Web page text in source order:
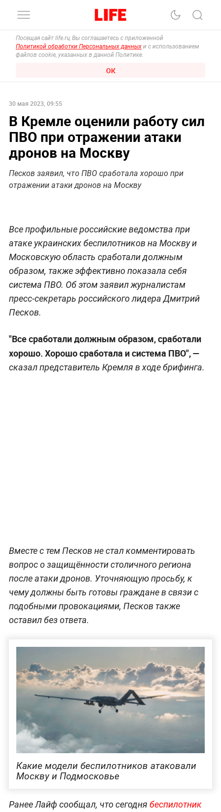
Посещая сайт life.ru, Вы соглашаетесь с приложенной
Политикой обработки Персональных данных и с использованием
файлов cookie, указанных в данной Политике.
ОК
30 мая 2023, 09:55
В Кремле оценили работу сил
ПВО при отражении атаки
дронов на Москву
Песков заявил, что ПВО сработала хорошо при
отражении атаки дронов на Москву
Все профильные российские ведомства при
атаке украинских беспилотников на Москву и
Московскую область сработали должным
образом, также эффективно показала себя
система ПВО. Об этом заявил журналистам
пресс-секретарь российского лидера Дмитрий
Песков.
"Все сработали должным образом, сработали
хорошо. Хорошо сработала и система ПВО", —
сказал представитель Кремля в ходе брифинга.
Вместе с тем Песков не стал комментировать
вопрос о защищённости столичного региона
после атаки дронов. Уточняющую просьбу, к
чему должны быть готовы граждане в связи с
подобными провокациями, Песков также
оставил без ответа.
Какие модели беспилотников атаковали
Москву и Подмосковье
Ранее Лайф сообщал, что сегодня беспилотник